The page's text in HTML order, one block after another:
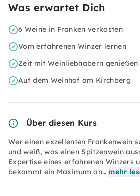
Was erwartet Dich
6 Weine in Franken verkosten
Vom erfahrenen Winzer lernen
Zeit mit Weinliebhabern genießen
Auf dem Weinhof am Kirchberg
Über diesen Kurs
Wer einen exzellenten Frankenwein
und weiß, was einen Spitzenwein
Expertise eines erfahrenen Winzers
bekommt ein Maximum an… mehr